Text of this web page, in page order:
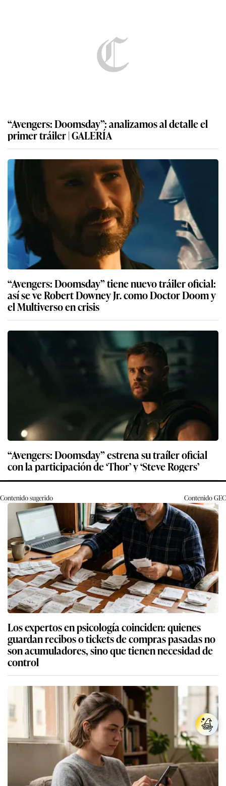
“Avengers: Doomsday”: analizamos al detalle el
primer tráiler | GALERÍA
“Avengers: Doomsday” tiene nuevo tráiler oficial:
así se ve Robert Downey Jr. como Doctor Doom y
el Multiverso en crisis
“Avengers: Doomsday” estrena su traíler oficial
con la participación de ‘Thor’ y ‘Steve Rogers’
Contenido sugerido ContenidoGEC
Los expertos en psicología coinciden: quienes
guardan recibos o tickets de compras pasadas no
son acumuladores, sino que tienen necesidad de
control